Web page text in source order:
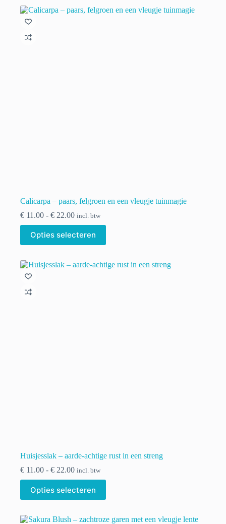
variaties.
Deze
kan
Calicarpa – paars, felgroen en een vleugje tuinmagie
€ 11.00 - € 22.00Prijsklasse:
€ 11.00
tot
incl. btw
Opties selecteren
Dit
product
heeft
variaties.
Deze
kan
Huisjesslak – aarde-achtige rust in een streng
€ 11.00 - € 22.00Prijsklasse:
€ 11.00
tot
incl. btw
Opties selecteren
Dit
product
heeft
variaties.